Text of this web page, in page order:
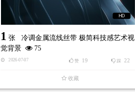
HD
1 张 冷调金属流线丝带 极简科技感艺术视
觉背景
75
2026-07-07 踩 22
赞 19
收藏